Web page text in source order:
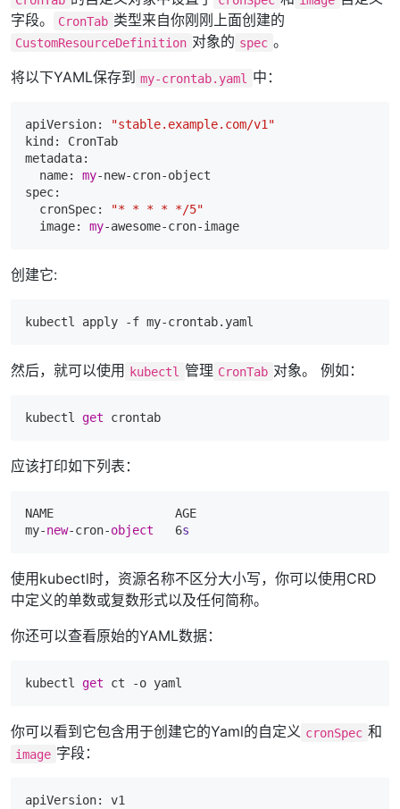
字段。
CronTab 类型来自你刚刚上面创建的
CustomResourceDefinition 对象的 spec 。
将以下YAML保存到 my-crontab.yaml 中：
apiVersion:
"stable.example.com/v1"
kind: CronTab
metadata:
name: my-new-cron-object
spec:
  cronSpec:
"* * * * */5"
  image:
my
创建它:
kubectl apply -f
然后，就可以使用 kubectl 管理 CronTab 对象。 例如：
kubectl get
应该打印如下列表：
NAME                 AGE
my-new-cron-object
   6
s
使用kubectl时，资源名称不区分大小写，你可以使用CRD
中定义的单数或复数形式以及任何简称。
你还可以查看原始的YAML数据：
kubectl get
你可以看到它包含用于创建它的Yaml的自定义 cronSpec 和
image 字段：
apiVersion: v1